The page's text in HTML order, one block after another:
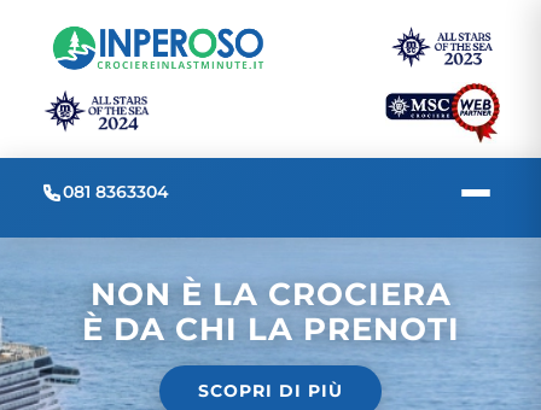
081 8363304
NON È LA CROCIERA
È DA CHI LA PRENOTI
SCOPRI DI PIÙ